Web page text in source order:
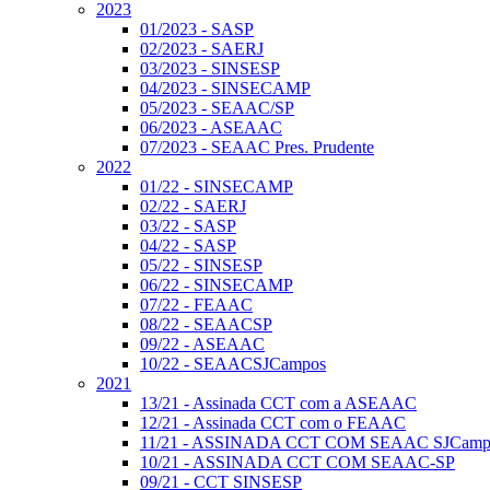
2023
01/2023 - SASP
02/2023 - SAERJ
03/2023 - SINSESP
04/2023 - SINSECAMP
05/2023 - SEAAC/SP
06/2023 - ASEAAC
07/2023 - SEAAC Pres. Prudente
2022
01/22 - SINSECAMP
02/22 - SAERJ
03/22 - SASP
04/22 - SASP
05/22 - SINSESP
06/22 - SINSECAMP
07/22 - FEAAC
08/22 - SEAACSP
09/22 - ASEAAC
10/22 - SEAACSJCampos
2021
13/21 - Assinada CCT com a ASEAAC
12/21 - Assinada CCT com o FEAAC
11/21 - ASSINADA CCT COM SEAAC
10/21 - ASSINADA CCT COM SEAAC-SP
09/21 - CCT SINSESP